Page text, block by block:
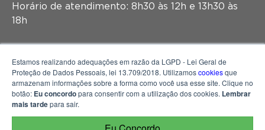
Horário de atendimento: 8h30 às 12h e 13h30 às
18h
Estamos realizando adequações em razão da LGPD - Lei Geral de
Proteção de Dados Pessoais, lei 13.709/2018. Utilizamoscookiesque
armazenam informações sobre a forma como você usa esse site. Clique no
botão: Eu concordopara consentir com a utilização dos cookies. Lembrar
mais tardepara sair.